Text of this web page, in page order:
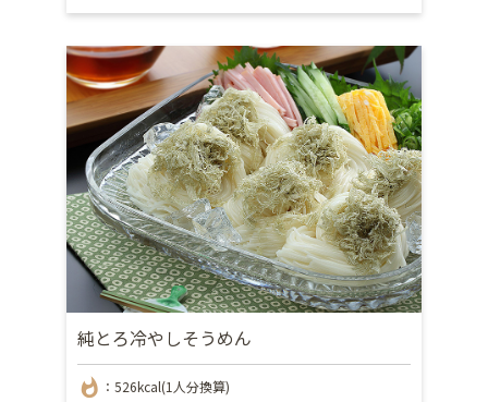
純とろ冷やしそうめん
whatshot ：526kcal(1人分換算)